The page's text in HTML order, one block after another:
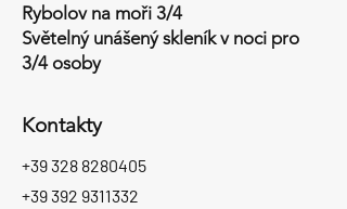
Rybolov na moři 3/4
Světelný unášený skleník v noci pro
3/4 osoby
Kontakty
+39 328 8280405
+39 392 9311332